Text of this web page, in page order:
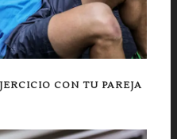
CON TU PAREJA